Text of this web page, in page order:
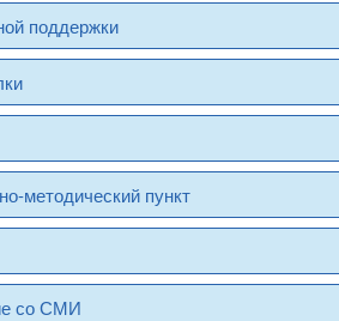
поддержки
методический пункт
со СМИ